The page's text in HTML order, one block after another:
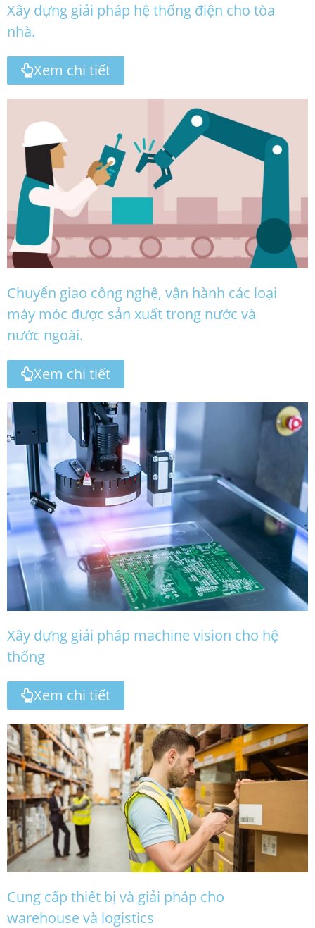
Xây dựng giải pháp hệ thống điện cho tòa
nhà.
Xem chi tiết
Chuyển giao công nghệ, vận hành các loại
máy móc được sản xuất trong nước và
nước ngoài.
Xem chi tiết
Xây dựng giải pháp machine vision cho hệ
thống
Xem chi tiết
Cung cấp thiết bị và giải pháp cho
warehouse và logistics